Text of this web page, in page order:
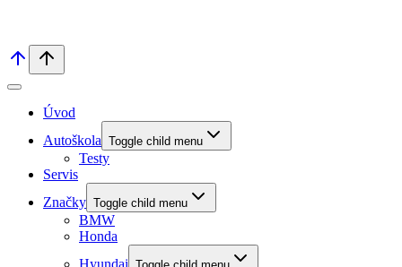
Úvod
Autoškola Toggle child menu
Testy
Servis
Značky Toggle child menu
BMW
Honda
Hyundai